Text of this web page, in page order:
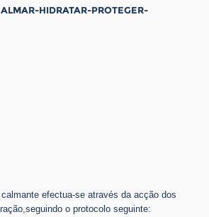
HIDRATAR-PROTEGER-
efectua-se através da acção dos
o protocolo seguinte: